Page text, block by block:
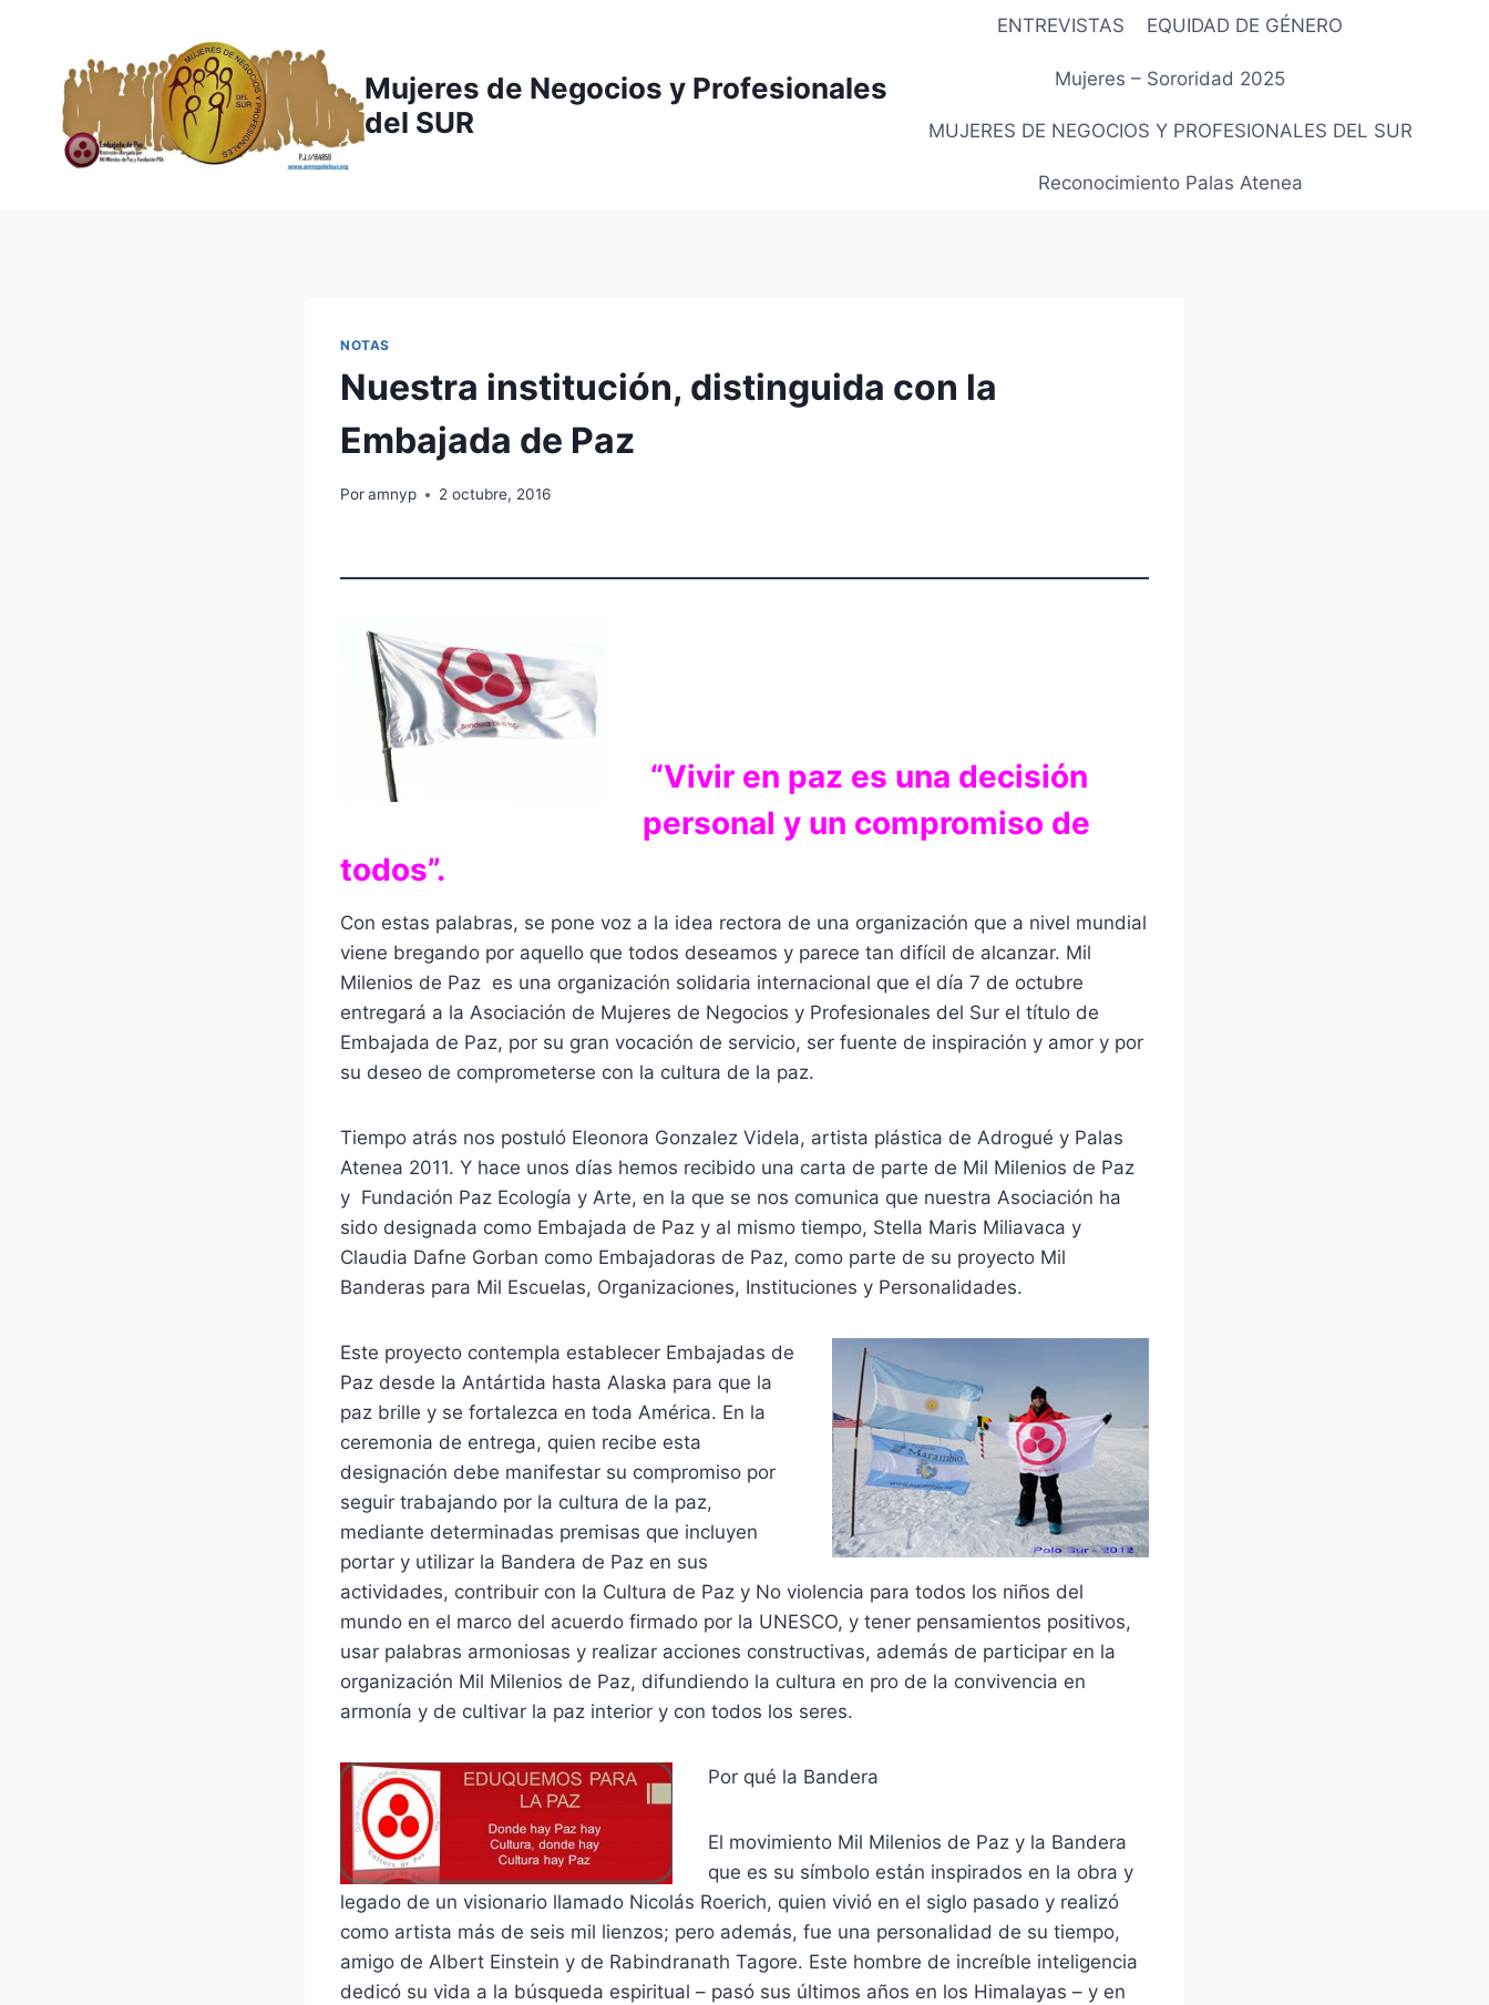
contenido
Mujeres de Negocios y Profesionales
del SUR
ENTREVISTAS EQUIDAD DE GÉNERO
Mujeres – Sororidad 2025
MUJERES DE NEGOCIOS Y PROFESIONALES DEL SUR
Reconocimiento Palas Atenea
NOTAS
Nuestra institución, distinguida con la
Embajada de Paz
Poramnyp 2 octubre, 2016
“Vivir en paz es una decisión
personal y un compromiso de
todos”.
Con estas palabras, se pone voz a la idea rectora de una organización que a nivel mundial
viene bregando por aquello que todos deseamos y parece tan difícil de alcanzar. Mil
Milenios de Paz es una organización solidaria internacional que el día 7 de octubre
entregará a la Asociación de Mujeres de Negocios y Profesionales del Sur el título de
Embajada de Paz, por su gran vocación de servicio, ser fuente de inspiración y amor y por
su deseo de comprometerse con la cultura de la paz.
Tiempo atrás nos postuló Eleonora Gonzalez Videla, artista plástica de Adrogué y Palas
Atenea 2011. Y hace unos días hemos recibido una carta de parte de Mil Milenios de Paz
y Fundación Paz Ecología y Arte, en la que se nos comunica que nuestra Asociación ha
sido designada como Embajada de Paz y al mismo tiempo, Stella Maris Miliavaca y
Claudia Dafne Gorban como Embajadoras de Paz, como parte de su proyecto Mil
Banderas para Mil Escuelas, Organizaciones, Instituciones y Personalidades.
Este proyecto contempla establecer Embajadas de
Paz desde la Antártida hasta Alaska para que la
paz brille y se fortalezca en toda América. En la
ceremonia de entrega, quien recibe esta
designación debe manifestar su compromiso por
seguir trabajando por la cultura de la paz,
mediante determinadas premisas que incluyen
portar y utilizar la Bandera de Paz en sus
actividades, contribuir con la Cultura de Paz y No violencia para todos los niños del
mundo en el marco del acuerdo firmado por la UNESCO, y tener pensamientos positivos,
usar palabras armoniosas y realizar acciones constructivas, además de participar en la
organización Mil Milenios de Paz, difundiendo la cultura en pro de la convivencia en
armonía y de cultivar la paz interior y con todos los seres.
Por qué la Bandera
El movimiento Mil Milenios de Paz y la Bandera
que es su símbolo están inspirados en la obra y
legado de un visionario llamado Nicolás Roerich, quien vivió en el siglo pasado y realizó
como artista más de seis mil lienzos; pero además, fue una personalidad de su tiempo,
amigo de Albert Einstein y de Rabindranath Tagore. Este hombre de increíble inteligencia
dedicó su vida a la búsqueda espiritual – pasó sus últimos años en los Himalayas – y en